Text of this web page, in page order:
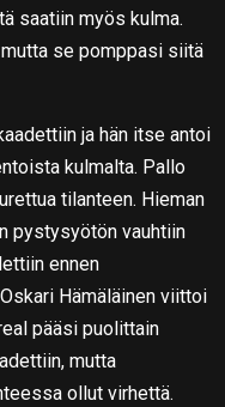
saatiin myös kulma.
se pomppasi siitä
ja hän itse antoi
kulmalta. Pallo
tilanteen. Hieman
pystysyötön vauhtiin
ennen
Hämäläinen viittoi
pääsi puolittain
mutta
ollut virhettä.